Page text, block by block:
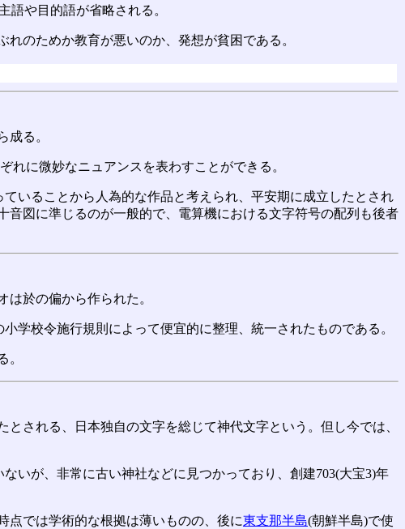
語や目的語が省略される。
のためか教育が悪いのか、発想が貧困である。
成る。
れに微妙なニュアンスを表わすことができる。
いることから人為的な作品と考えられ、平安期に成立したとされ
図に準じるのが一般的で、電算機における文字符号の配列も後者
於の偏から作られた。
学校令施行規則によって便宜的に整理、統一されたものである。
。
される、日本独自の文字を総じて神代文字という。但し今では、
いが、非常に古い神社などに見つかっており、創建703(大宝3)年
点では学術的な根拠は薄いものの、後に東支那半島(朝鮮半島)で使